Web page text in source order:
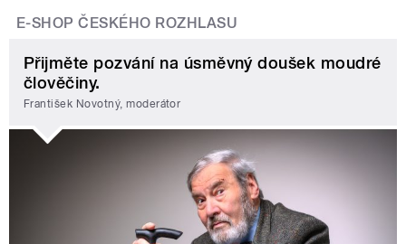
E-SHOP ČESKÉHO ROZHLASU
Přijměte pozvání na úsměvný doušek moudré
člověčiny.
František Novotný, moderátor